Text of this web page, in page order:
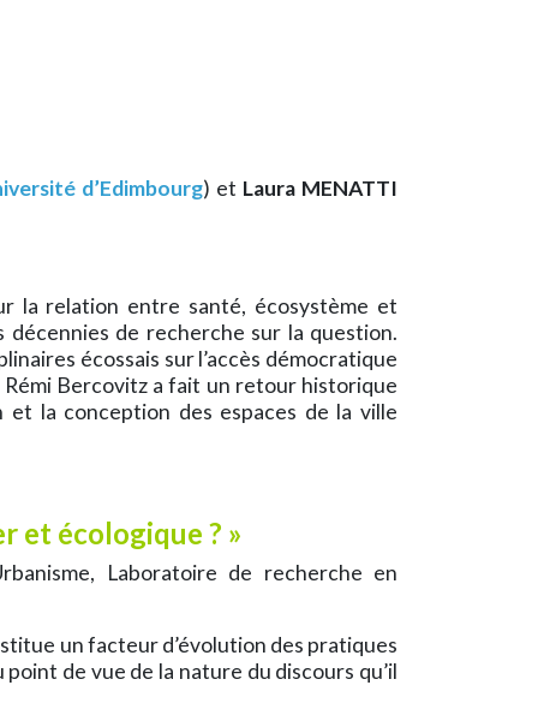
d’Edimbourg) et Laura MENATTI
la relation entre santé, écosystème et
de recherche sur la question.
écossais sur l’accès démocratique
Bercovitz a fait un retour historique
la conception des espaces de la ville
et écologique ? »
Laboratoire de recherche en
un facteur d’évolution des pratiques
de vue de la nature du discours qu’il